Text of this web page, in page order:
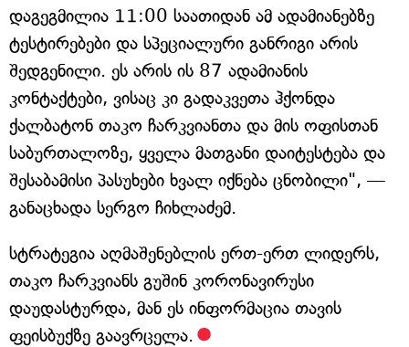
დაგეგმილია 11:00 საათიდან ამ ადამიანებზე
ტესტირებები და სპეციალური განრიგი არის
შედგენილი. ეს არის ის 87 ადამიანის
კონტაქტები, ვისაც კი გადაკვეთა ჰქონდა
ქალბატონ თაკო ჩარკვიანთა და მის ოფისთან
საბურთალოზე, ყველა მათგანი დაიტესტება და
შესაბამისი პასუხები ხვალ იქნება ცნობილი", —
განაცხადა სერგო ჩიხლაძემ.
სტრატეგია აღმაშენებლის ერთ-ერთ ლიდერს,
თაკო ჩარკვიანს გუშინ კორონავირუსი
დაუდასტურდა, მან ეს ინფორმაცია თავის
ფეისბუქზე გაავრცელა.